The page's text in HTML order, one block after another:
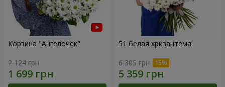
Корзина "Ангелочек"
2 124 грн
51 белая хризантема
6 305 грн